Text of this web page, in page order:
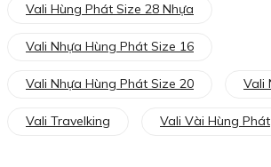
Vali Hùng Phát Size 28 Nhựa
Vali Nhựa Hùng Phát Size 16
Vali Nhựa Hùng Phát Size 20 Vali
Vali Travelking Vali Vài Hùng Phát